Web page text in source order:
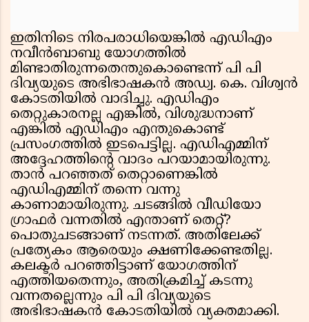
ഇതിനിടെ നിരപരാധിയെങ്കില്‍ എഡിഎം
നവീന്‍ബാബു യോഗത്തില്‍
മിണ്ടാതിരുന്നതെന്തുകൊണ്ടെന്ന് പി പി
ദിവ്യയുടെ അഭിഭാഷകൻ അഡ്വ. കെ. വിശ്വൻ
കോടതിയിൽ വാദിച്ചു. എഡിഎം
തെറ്റുകാരനല്ല എങ്കില്‍, വിശുദ്ധനാണ്
എങ്കില്‍ എഡിഎം എന്തുകൊണ്ട്
പ്രസംഗത്തില്‍ ഇടപെട്ടില്ല. എഡിഎമ്മിന്
അദ്ദേഹത്തിന്റെ വാദം പറയാമായിരുന്നു.
താന്‍ പറഞ്ഞത് തെറ്റാണെങ്കില്‍
എഡിഎമ്മിന് തന്നെ വന്നു
കാണാമായിരുന്നു. ചടങ്ങില്‍ വീഡിയോ
ഗ്രാഫര്‍ വന്നതില്‍ എന്താണ് തെറ്റ്?
പൊതുചടങ്ങാണ് നടന്നത്. അതിലേക്ക്
പ്രത്യേകം ആരെയും ക്ഷണിക്കേണ്ടതില്ല.
കലക്ടര്‍ പറഞ്ഞിട്ടാണ് യോഗത്തിന്
എത്തിയതെന്നും, അതിക്രമിച്ച് കടന്നു
വന്നതല്ലെന്നും പി പി ദിവ്യയുടെ
അഭിഭാഷകന്‍ കോടതിയില്‍ വ്യക്തമാക്കി.